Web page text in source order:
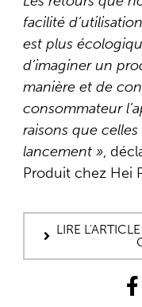
facilité
est plus
d’imaginer un
manière et de
consommateur
raisons que
lancement »,
Produit chez Hei
LIRE